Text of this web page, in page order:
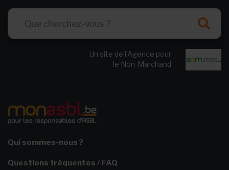
Un site de l’Agence pour
le Non-Marchand
Qui sommes-nous ?
Questions fréquentes / FAQ